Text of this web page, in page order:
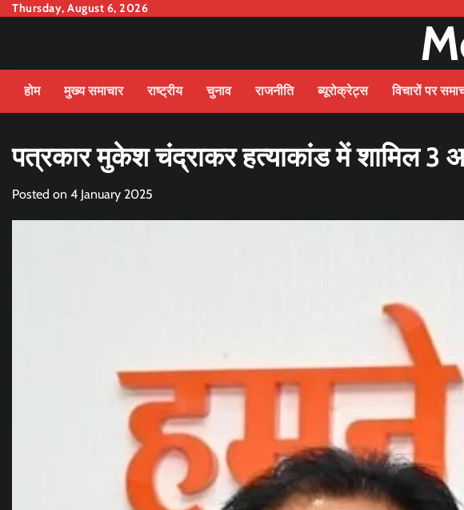
SkipThursday, August 6, 2026
होम मुख्य समाचार राष्ट्रीय चुनाव राजनीति ब्यूरोक्रेट्स विचारों पर
पत्रकार मुकेश चंद्राकर हत्याकांड में शामिल 3
Posted on 4 January 2025